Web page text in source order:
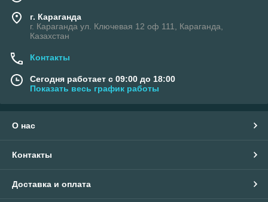
г. Караганда
г. Караганда ул. Ключевая 12 оф 111, Караганда,
Казахстан
Контакты
Сегодня работает с 09:00 до 18:00
Показать весь график работы
О нас
Контакты
Доставка и оплата